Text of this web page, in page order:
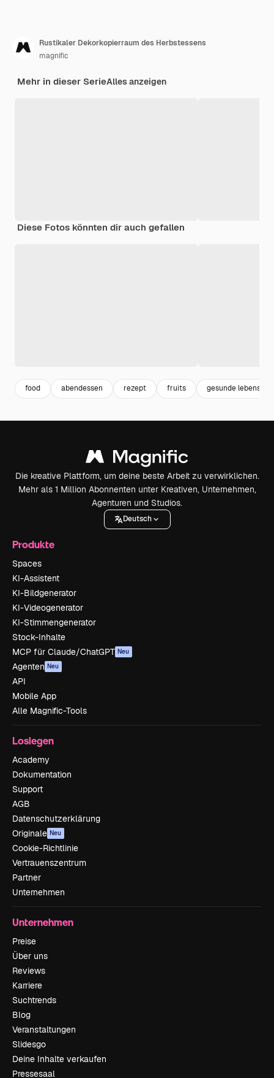
Rustikaler Dekorkopierraum des Herbstessens
magnific
Mehr in dieser SerieAlles anzeigen
Diese Fotos könnten dir auch gefallen
food abendessen rezept fruits gesunde
Die kreative Plattform, um deine beste Arbeit zu verwirklichen.
Mehr als 1 Million Abonnenten unter Kreativen, Unternehmen,
Agenturen und Studios.
Deutsch
Produkte
Spaces
KI-Assistent
KI-Bildgenerator
KI-Videogenerator
KI-Stimmengenerator
Stock-Inhalte
MCP für Claude/ChatGPT Neu
Agenten Neu
API
Mobile App
Alle Magnific-Tools
Loslegen
Academy
Dokumentation
Support
AGB
Datenschutzerklärung
Originale Neu
Cookie-Richtlinie
Vertrauenszentrum
Partner
Unternehmen
Unternehmen
Preise
Über uns
Reviews
Karriere
Suchtrends
Blog
Veranstaltungen
Slidesgo
Deine Inhalte verkaufen
Pressesaal